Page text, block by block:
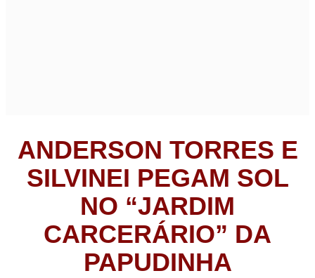
ANDERSON TORRES E
SILVINEI PEGAM SOL
NO “JARDIM
CARCERÁRIO” DA
PAPUDINHA